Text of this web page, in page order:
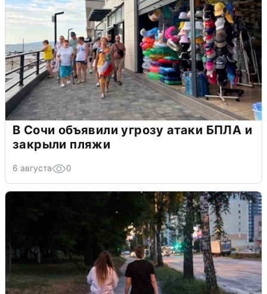
В Сочи объявили угрозу атаки БПЛА и
закрыли пляжи
6 августа 0